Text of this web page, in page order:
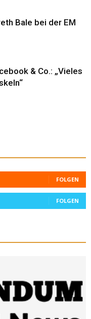
Bale bei der EM
& Co.: „Vieles
FOLGEN
FOLGEN